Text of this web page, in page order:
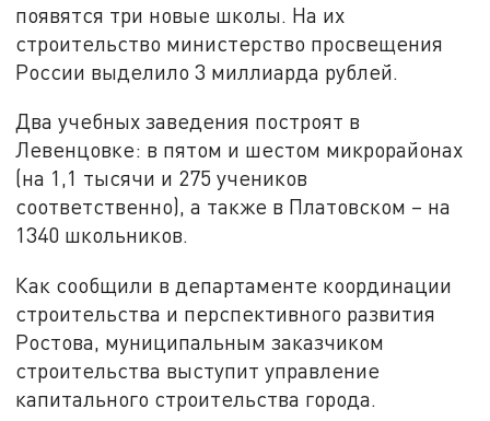
появятся три новые школы. На их
строительство министерство просвещения
России выделило 3 миллиарда рублей.
Два учебных заведения построят в
Левенцовке: в пятом и шестом микрорайонах
(на 1,1 тысячи и 275 учеников
соответственно), а также в Платовском – на
1340 школьников.
Как сообщили в департаменте координации
строительства и перспективного развития
Ростова, муниципальным заказчиком
строительства выступит управление
капитального строительства города.